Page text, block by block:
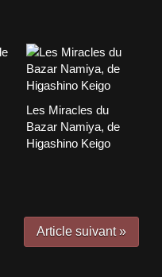
Les Miracles du
Bazar Namiya, de
Higashino Keigo
Article suivant »